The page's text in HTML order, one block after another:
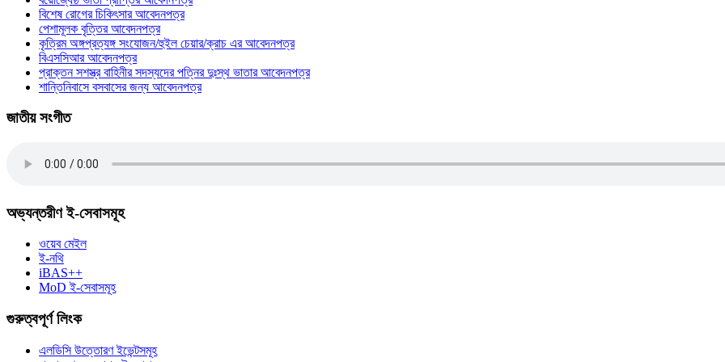
বিশেষ রোগের চিকিৎসার আবেদনপত্র
পেশামূলক বৃত্তির আবেদনপত্র
কৃত্রিম অঙ্গপ্রত্যঙ্গ সংযোজন/হুইল চেয়ার/ক্রাচ এর আবেদনপত্র
বিএসসিআর আবেদনপত্র
প্রাক্তন সশস্ত্র বাহিনীর সদস্যদের পত্নির দুঃস্থ ভাতার আবেদনপত্র
শান্তিনিবাসে বসবাসের জন্য আবেদনপত্র
জাতীয় সংগীত
অভ্যন্তরীণ ই-সেবাসমূহ
ওয়েব মেইল
ই-নথি
iBAS++
MoD ই-সেবাসমূহ
গুরুত্বপূর্ণ লিংক
এলডিসি উত্তোরণ ইভেন্টসমূহ